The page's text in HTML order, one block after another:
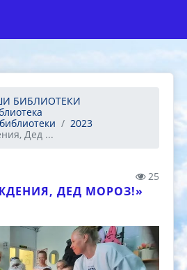
БИБЛИОТЕКИ
2023
Дед ...
25
ДЕД МОРОЗ!»